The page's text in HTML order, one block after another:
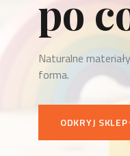
Każdy przedmiot
potrzebę.
ZOBACZ